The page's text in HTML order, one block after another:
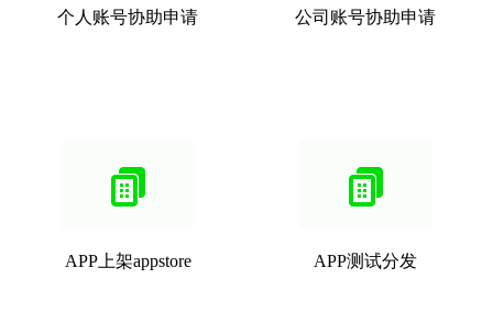
个人账号协助申请 公司账号协助申请
APP上架appstore APP测试分发